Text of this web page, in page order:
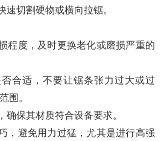
速切割硬物或横向拉锯。
程度，及时更换老化或磨损严重的
合适，不要让锯条张力过大或过
围。
确保其材质符合设备要求。
，避免用力过猛，尤其是进行高强